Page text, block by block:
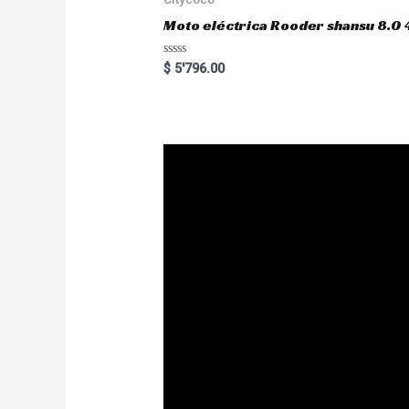
f
5
Moto eléctrica Rooder shansu
R
a
$5'796.00